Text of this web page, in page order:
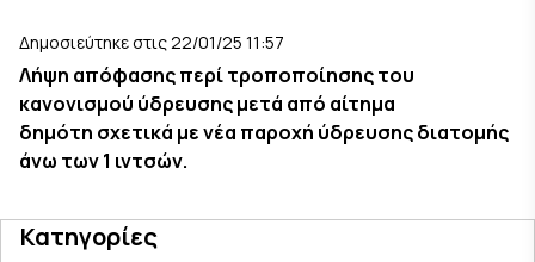
Δημοσιεύτηκε στις 22/01/25 11:57
Λήψη απόφασης περί τροποποίησης του
κανονισμού ύδρευσης μετά από αίτημα
δημότη σχετικά με νέα παροχή ύδρευσης διατομής
άνω των 1 ιντσών.
Κατηγορίες